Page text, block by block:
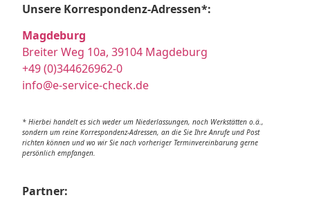
Unsere Korrespondenz-Adressen*:
Magdeburg
Breiter Weg 10a, 39104 Magdeburg
+49 (0)344626962-0
info@e-service-check.de
* Hierbei handelt es sich weder um Niederlassungen, noch Werkstätten o.ä.,
sondern um reine Korrespondenz-Adressen, an die Sie Ihre Anrufe und Post
richten können und wo wir Sie nach vorheriger Terminvereinbarung gerne
persönlich empfangen.
Partner: